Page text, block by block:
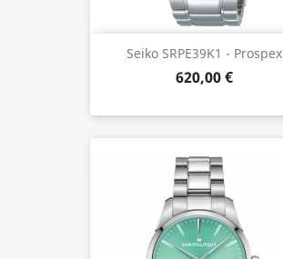
Seiko SRPE39K1 - Prospex
620,00 €